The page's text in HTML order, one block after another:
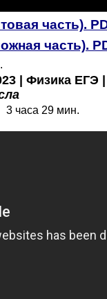
часть).
часть).
.
| Физика ЕГЭ
29 мин.